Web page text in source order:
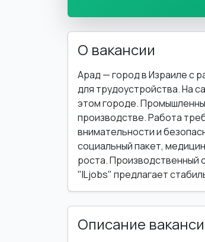
О вакансии
Арад — город в Израиле с
для трудоустройства. На
этом городе.
производстве. Работа
внимательности и
социальный пакет,
роста. Производственный
"ILjobs" предлагает
Описание